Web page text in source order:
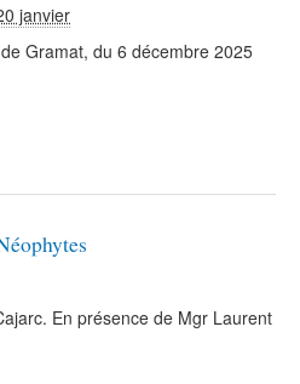
janvier
Gramat, du 6 décembre 2025
En présence de Mgr Laurent